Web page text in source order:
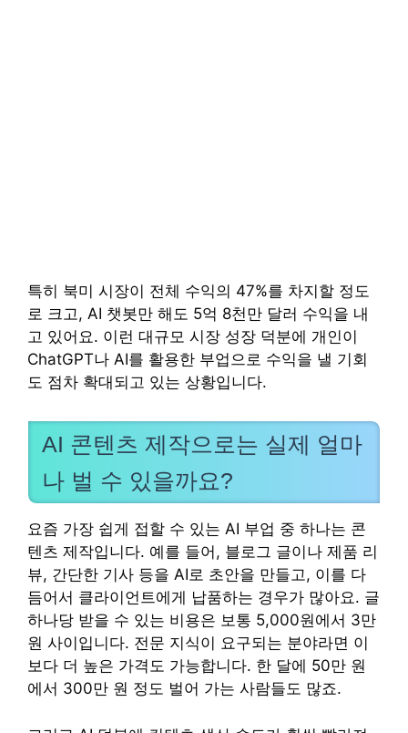
특히 북미 시장이 전체 수익의 47%를 차지할 정도
로 크고, AI 챗봇만 해도 5억 8천만 달러 수익을 내
고 있어요. 이런 대규모 시장 성장 덕분에 개인이
ChatGPT나 AI를 활용한 부업으로 수익을 낼 기회
도 점차 확대되고 있는 상황입니다.
AI 콘텐츠 제작으로는 실제 얼마
나 벌 수 있을까요?
요즘 가장 쉽게 접할 수 있는 AI 부업 중 하나는 콘
텐츠 제작입니다. 예를 들어, 블로그 글이나 제품 리
뷰, 간단한 기사 등을 AI로 초안을 만들고, 이를 다
듬어서 클라이언트에게 납품하는 경우가 많아요. 글
하나당 받을 수 있는 비용은 보통 5,000원에서 3만
원 사이입니다. 전문 지식이 요구되는 분야라면 이
보다 더 높은 가격도 가능합니다. 한 달에 50만 원
에서 300만 원 정도 벌어 가는 사람들도 많죠.